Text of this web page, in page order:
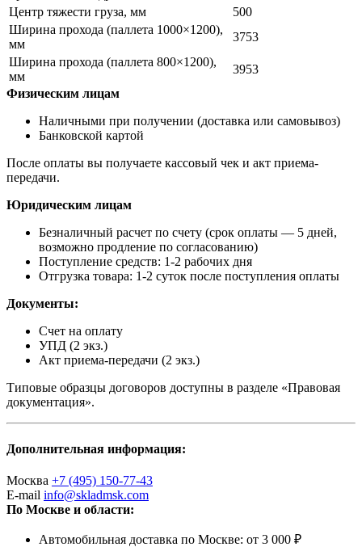
Центр тяжести груза, мм
500
Ширина прохода (паллета 1000×1200),
мм
3753
Ширина прохода (паллета 800×1200),
мм
3953
Физическим лицам
Наличными при получении (доставка или самовывоз)
Банковской картой
После оплаты вы получаете кассовый чек и акт приема-
передачи.
Юридическим лицам
Безналичный расчет по счету (срок оплаты — 5 дней,
возможно продление по согласованию)
Поступление средств: 1-2 рабочих дня
Отгрузка товара: 1-2 суток после поступления оплаты
Документы:
Счет на оплату
УПД (2 экз.)
Акт приема-передачи (2 экз.)
Типовые образцы договоров доступны в разделе «Правовая
документация».
Дополнительная информация:
Москва +7 (495) 150-77-43
E-mail info@skladmsk.com
По Москве и области:
Автомобильная доставка по Москве: от 3 000 ₽